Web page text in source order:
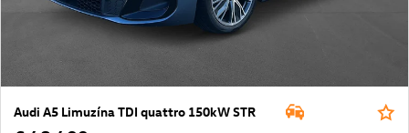
Audi A5 Limuzína TDI quattro 150kW STR